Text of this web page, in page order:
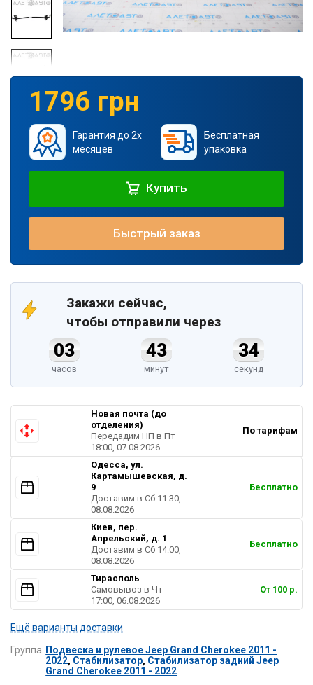
1796 грн
Гарантия до 2х
месяцев
Бесплатная
упаковка
Купить
Быстрый заказ
Закажи сейчас,
чтобы отправили через
03
часов
43
минут
33
секунд
Новая почта (до
отделения)
Передадим НП в Пт
18:00, 07.08.2026
По тарифам
Одесса, ул.
Картамышевская, д.
9
Доставим в Cб 11:30,
08.08.2026
Бесплатно
Киев, пер.
Апрельский, д. 1
Доставим в Cб 14:00,
08.08.2026
Бесплатно
Тирасполь
Самовывоз в Чт
17:00, 06.08.2026
От 100 р.
Ещё варианты доставки
Группа Подвеска и рулевое Jeep Grand Cherokee 2011 -
2022, Стабилизатор, Стабилизатор задний Jeep
Grand Cherokee 2011 - 2022